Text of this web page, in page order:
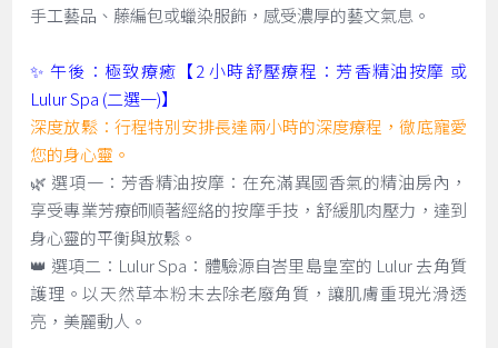
手工藝品、藤編包或蠟染服飾，感受濃厚的藝文氣息。
✨ 午後：極致療癒【2 小時舒壓療程：芳香精油按摩 或
Lulur Spa (二選一)】
深度放鬆：行程特別安排長達兩小時的深度療程，徹底寵愛
您的身心靈。
🌿 選項一：芳香精油按摩：在充滿異國香氣的精油房內，
享受專業芳療師順著經絡的按摩手技，舒緩肌肉壓力，達到
身心靈的平衡與放鬆。
👑 選項二：Lulur Spa：體驗源自峇里島皇室的 Lulur 去角質
護理。以天然草本粉末去除老廢角質，讓肌膚重現光滑透
亮，美麗動人。